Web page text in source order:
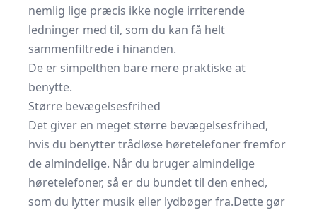
nemlig lige præcis ikke nogle irriterende
ledninger med til, som du kan få helt
sammenfiltrede i hinanden.
De er simpelthen bare mere praktiske at
benytte.
Større bevægelsesfrihed
Det giver en meget større bevægelsesfrihed,
hvis du benytter trådløse høretelefoner fremfor
de almindelige. Når du bruger almindelige
høretelefoner, så er du bundet til den enhed,
som du lytter musik eller lydbøger fra.Dette gør